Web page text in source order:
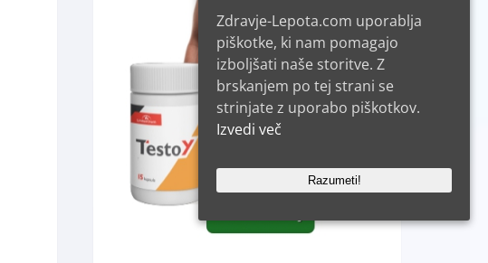
Zdravje-Lepota.com uporablja
piškotke, ki nam pomagajo
izboljšati naše storitve. Z
brskanjem po tej strani se
strinjate z uporabo piškotkov.
Izvedi več
Razumeti!